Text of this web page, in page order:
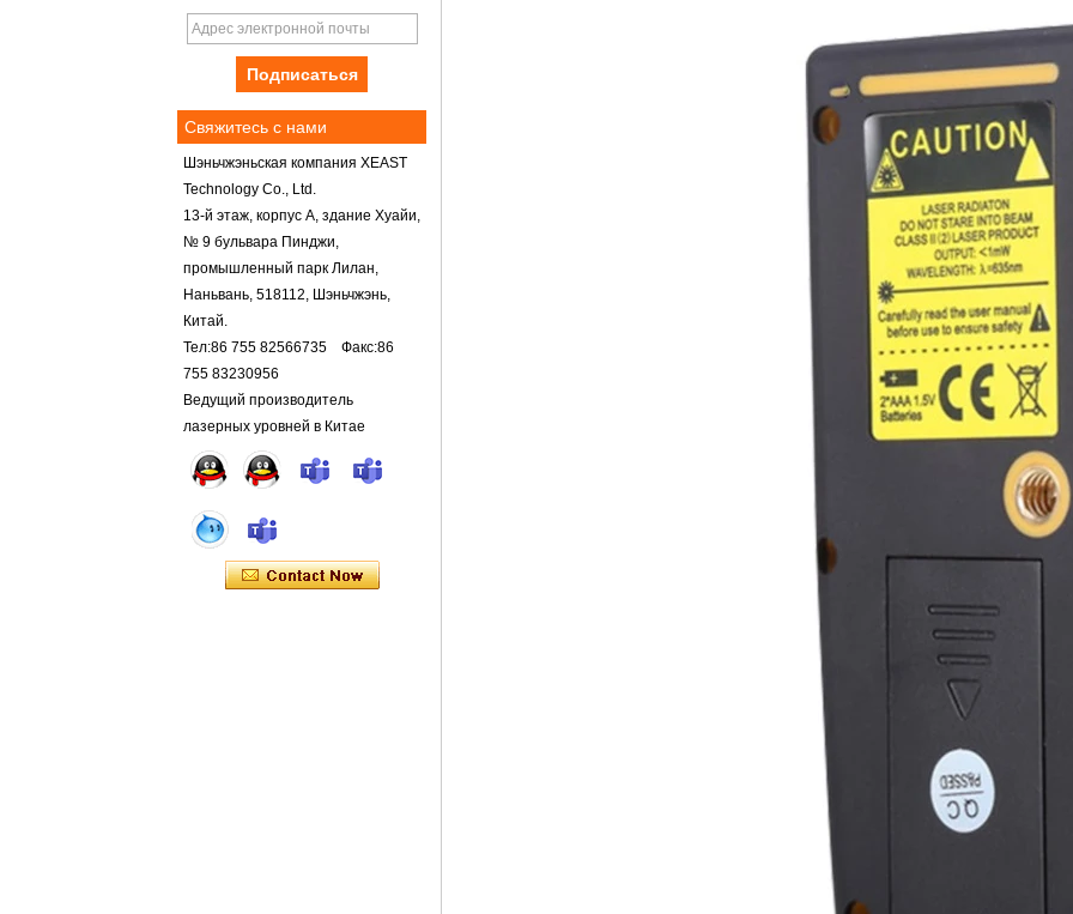
Свяжитесь с нами
Шэньчжэньская компания XEAST
Technology Co., Ltd.
13-й этаж, корпус А, здание Хуайи,
№ 9 бульвара Пинджи,
промышленный парк Лилан,
Наньвань, 518112, Шэньчжэнь,
Китай.
Тел:86 755 82566735 Факс:86
755 83230956
Ведущий производитель
лазерных уровней в Китае